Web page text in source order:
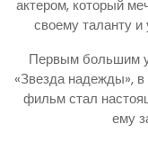
актером, который
своему таланту и
Первым большим
«Звезда надежды»,
фильм стал
ему